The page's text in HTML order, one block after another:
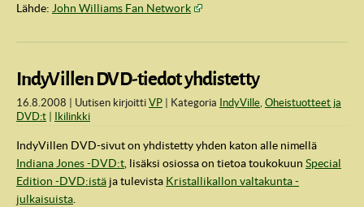
Lähde: John Williams Fan Network
IndyVillen DVD-tiedot yhdistetty
16.8.2008 Uutisen kirjoitti VP Kategoria IndyVille Oheistuotteet ja
DVD:t
Ikilinkki
IndyVillen DVD-sivut on yhdistetty yhden katon alle nimellä
Indiana Jones -DVD:t , lisäksi osiossa on tietoa toukokuun Special
Edition -DVD:istä ja tulevista Kristallikallon valtakunta -
julkaisuista